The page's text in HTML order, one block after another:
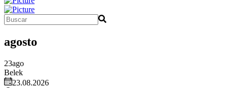
agosto
23ago
Belek
23.08.2026